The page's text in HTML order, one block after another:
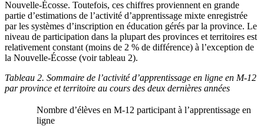
Nouvelle-Écosse. Toutefois, ces chiffres proviennent en grande
partie d’estimations de l’activité d’apprentissage mixte enregistrée
par les systèmes d’inscription en éducation gérés par la province. Le
niveau de participation dans la plupart des provinces et territoires est
relativement constant (moins de 2 % de différence) à l’exception de
la Nouvelle-Écosse (voir tableau 2).
Tableau 2. Sommaire de l’activité d’apprentissage en ligne en M-12
par province et territoire au cours des deux dernières années
Nombre d’élèves en M-12 participant à l’apprentissage en
ligne